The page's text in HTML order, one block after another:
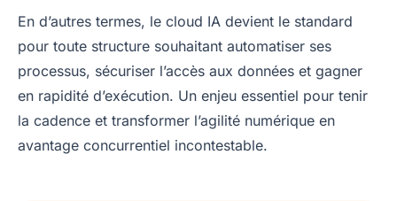
En d’autres termes, le cloud IA devient le standard
pour toute structure souhaitant automatiser ses
processus, sécuriser l’accès aux données et gagner
en rapidité d’exécution. Un enjeu essentiel pour tenir
la cadence et transformer l’agilité numérique en
avantage concurrentiel incontestable.